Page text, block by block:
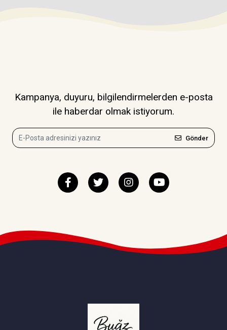
Kampanya, duyuru, bilgilendirmelerden e-posta
ile haberdar olmak istiyorum.
Gönder